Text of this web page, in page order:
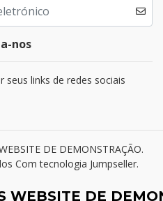
nos
seus links de redes sociais
DE DEMONSTRAÇÃO.
Com tecnologia Jumpseller.
WEBSITE DE